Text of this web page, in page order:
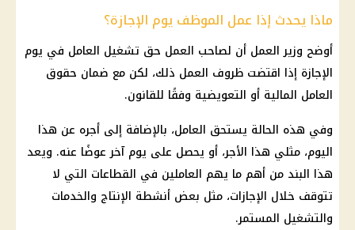
ماذا يحدث إذا عمل الموظف يوم الإجازة؟
أوضح وزير العمل أن لصاحب العمل حق تشغيل العامل في يوم
الإجازة إذا اقتضت ظروف العمل ذلك، لكن مع ضمان حقوق
العامل المالية أو التعويضية وفقًا للقانون.
وفي هذه الحالة يستحق العامل، بالإضافة إلى أجره عن هذا
اليوم، مثلي هذا الأجر، أو يحصل على يوم آخر عوضًا عنه. ويعد
هذا البند من أهم ما يهم العاملين في القطاعات التي لا
تتوقف خلال الإجازات، مثل بعض أنشطة الإنتاج والخدمات
والتشغيل المستمر.